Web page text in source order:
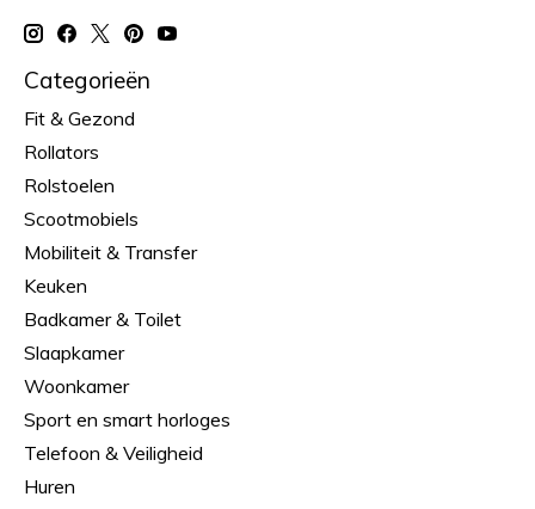
Categorieën
Fit & Gezond
Rollators
Rolstoelen
Scootmobiels
Mobiliteit & Transfer
Keuken
Badkamer & Toilet
Slaapkamer
Woonkamer
Sport en smart horloges
Telefoon & Veiligheid
Huren